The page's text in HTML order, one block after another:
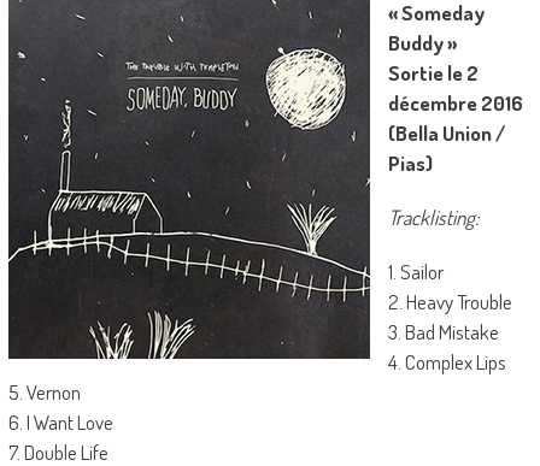
« Someday
Buddy »
Sortie le 2
décembre 2016
(Bella Union /
Pias)
Tracklisting:
1. Sailor
2. Heavy Trouble
3. Bad Mistake
4. Complex Lips
5. Vernon
6. I Want Love
7. Double Life